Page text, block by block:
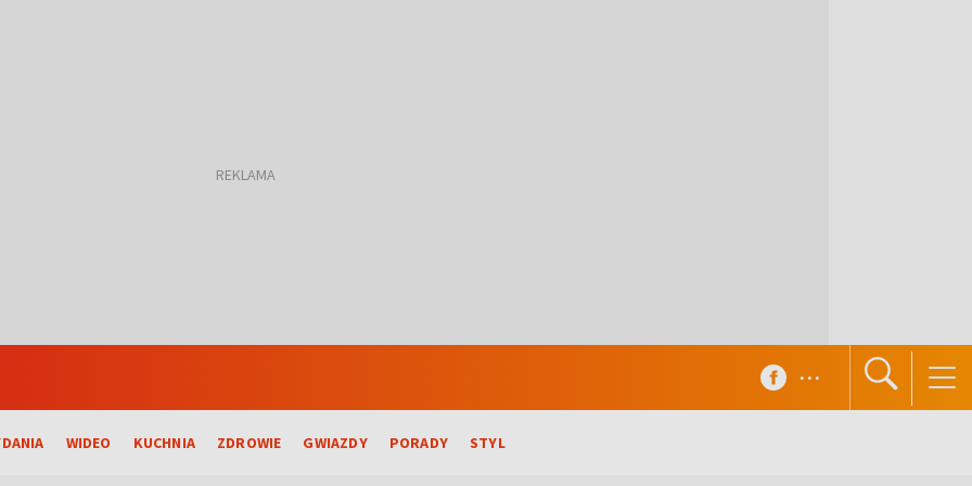
WIDEO KUCHNIA ZDROWIE GWIAZDY PORADY STYL
...